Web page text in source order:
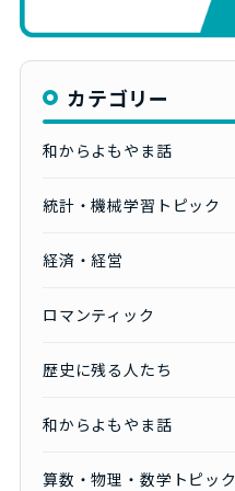
カテゴリー
和からよもやま話
統計・機械学習トピック
経済・経営
ロマンティック
歴史に残る人たち
和からよもやま話
算数・物理・数学トピック